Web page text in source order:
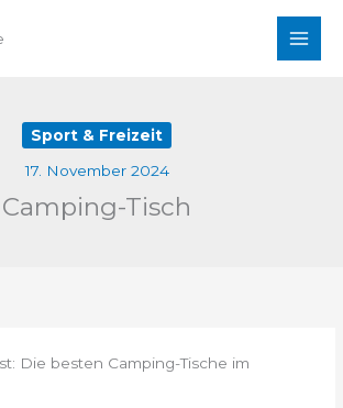
Sport & Freizeit
17. November 2024
Camping-Tisch
Die besten Camping-Tische im